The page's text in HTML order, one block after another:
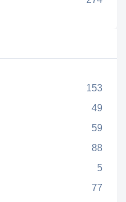
153
49
59
88
5
77